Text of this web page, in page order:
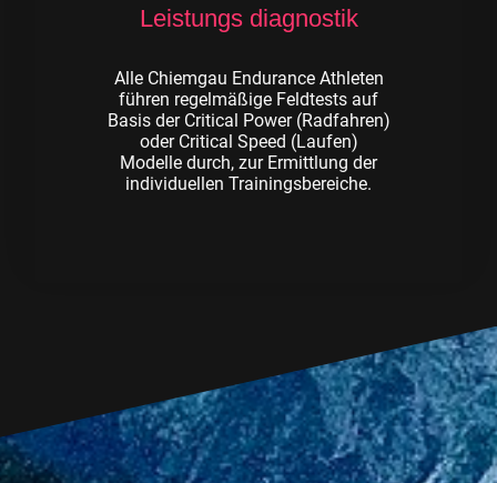
Leistungs diagnostik
Alle Chiemgau Endurance Athleten
führen regelmäßige Feldtests auf
Basis der Critical Power (Radfahren)
oder Critical Speed (Laufen)
Modelle durch, zur Ermittlung der
individuellen Trainingsbereiche.